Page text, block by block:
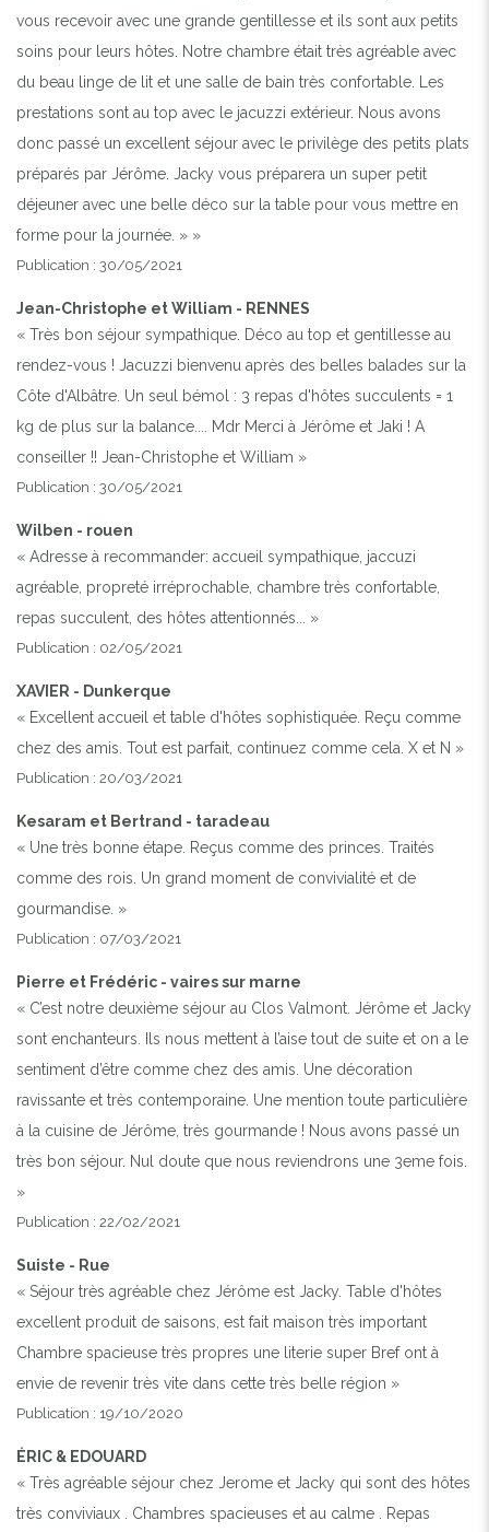
vous recevoir avec une grande gentillesse et ils sont aux petits
soins pour leurs hôtes. Notre chambre était très agréable avec
du beau linge de lit et une salle de bain très confortable. Les
prestations sont au top avec le jacuzzi extérieur. Nous avons
donc passé un excellent séjour avec le privilège des petits plats
préparés par Jérôme. Jacky vous préparera un super petit
déjeuner avec une belle déco sur la table pour vous mettre en
forme pour la journée. » »
Publication : 30/05/2021
Jean-Christophe et William - RENNES
« Très bon séjour sympathique. Déco au top et gentillesse au
rendez-vous ! Jacuzzi bienvenu après des belles balades sur la
Côte d'Albâtre. Un seul bémol : 3 repas d'hôtes succulents = 1
kg de plus sur la balance.... Mdr Merci à Jérôme et Jaki ! A
conseiller !! Jean-Christophe et William »
Publication : 30/05/2021
Wilben - rouen
« Adresse à recommander: accueil sympathique, jaccuzi
agréable, propreté irréprochable, chambre très confortable,
repas succulent, des hôtes attentionnés... »
Publication : 02/05/2021
XAVIER - Dunkerque
« Excellent accueil et table d'hôtes sophistiquée. Reçu comme
chez des amis. Tout est parfait, continuez comme cela. X et N »
Publication : 20/03/2021
Kesaram et Bertrand - taradeau
« Une très bonne étape. Reçus comme des princes. Traités
comme des rois. Un grand moment de convivialité et de
gourmandise. »
Publication : 07/03/2021
Pierre et Frédéric - vaires sur marne
« C’est notre deuxième séjour au Clos Valmont. Jérôme et Jacky
sont enchanteurs. Ils nous mettent à l’aise tout de suite et on a le
sentiment d’être comme chez des amis. Une décoration
ravissante et très contemporaine. Une mention toute particulière
à la cuisine de Jérôme, très gourmande ! Nous avons passé un
très bon séjour. Nul doute que nous reviendrons une 3eme fois.
»
Publication : 22/02/2021
Suiste - Rue
« Séjour très agréable chez Jérôme est Jacky. Table d'hôtes
excellent produit de saisons, est fait maison très important
Chambre spacieuse très propres une literie super Bref ont à
envie de revenir très vite dans cette très belle région »
Publication : 19/10/2020
ÉRIC & EDOUARD
« Très agréable séjour chez Jerome et Jacky qui sont des hôtes
très conviviaux . Chambres spacieuses et au calme . Repas